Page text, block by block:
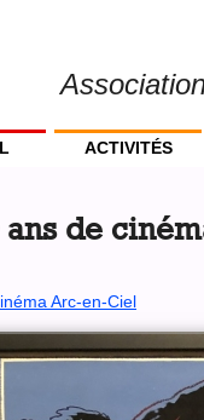
ACTIVITÉS
de
Arc-en-Ciel